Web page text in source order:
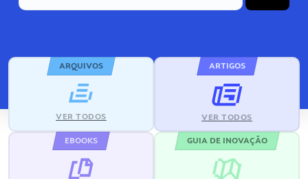
ARQUIVOS
VER TODOS
ARTIGOS
VER TODOS
EBOOKS GUIA DE INOVAÇÃO